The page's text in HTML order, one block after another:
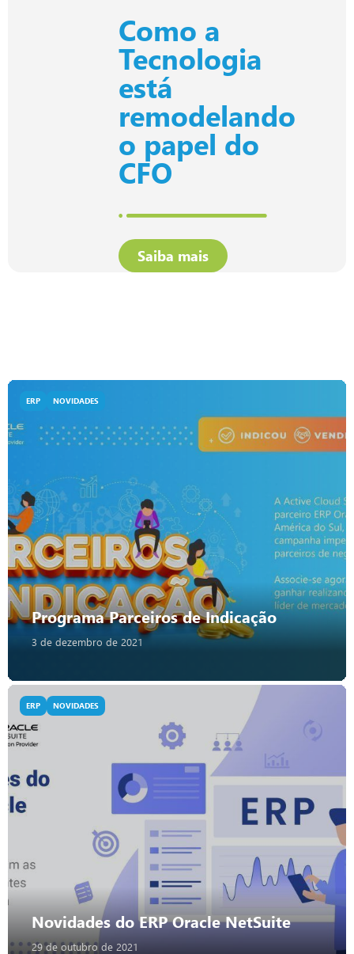
Como a
Tecnologia
está
remodelando
o papel do
CFO
Saiba mais
Programa Parceiros de Indicação
3 de dezembro de 2021
ERP NOVIDADES
Novidades do ERP Oracle NetSuite
29 de outubro de 2021
ERP NOVIDADES